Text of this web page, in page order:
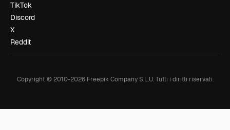
TikTok
Discord
X
Reddit
Copyright © 2010-2026Freepik Company S.L.U. Tutti i diritti riservati.